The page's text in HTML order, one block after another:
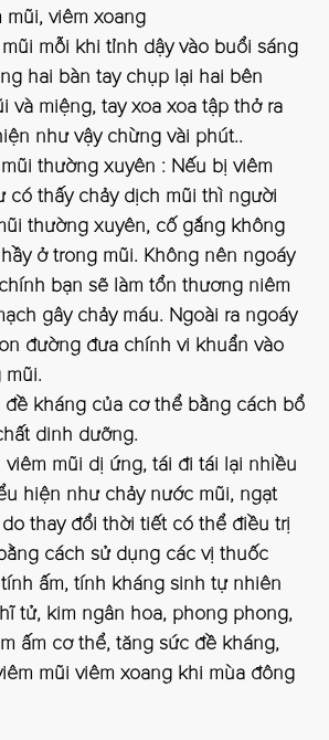
mũi, viêm xoang
mỗi khi tỉnh dậy vào buổi sáng
hai bàn tay chụp lại hai bên
và miệng, tay xoa xoa tập thở ra
như vậy chừng vài phút..
thường xuyên : Nếu bị viêm
có thấy chảy dịch mũi thì người
thường xuyên, cố gắng không
ở trong mũi. Không nên ngoáy
bạn sẽ làm tổn thương niêm
gây chảy máu. Ngoài ra ngoáy
đường đưa chính vi khuẩn vào
mũi.
đề kháng của cơ thể bằng cách bổ
dinh dưỡng.
viêm mũi dị ứng, tái đi tái lại nhiều
hiện như chảy nước mũi, ngạt
thay đổi thời tiết có thể điều trị
cách sử dụng các vị thuốc
ấm, tính kháng sinh tự nhiên
tử, kim ngân hoa, phong phong,
ấm cơ thể, tăng sức đề kháng,
mũi viêm xoang khi mùa đông